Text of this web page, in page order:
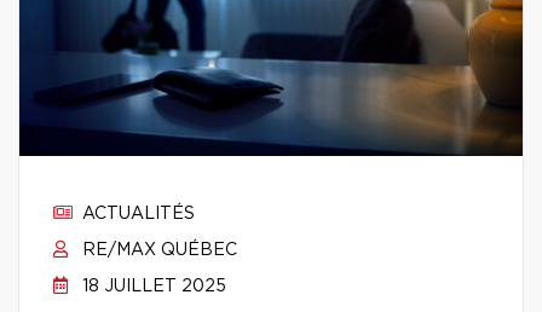
ACTUALITÉS
RE/MAX QUÉBEC
18 JUILLET 2025